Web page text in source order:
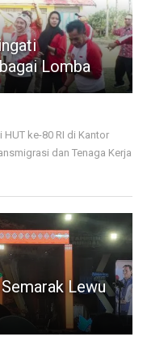
Lomba
ke-80 RI di Kantor
dan Tenaga Kerja
Lewu